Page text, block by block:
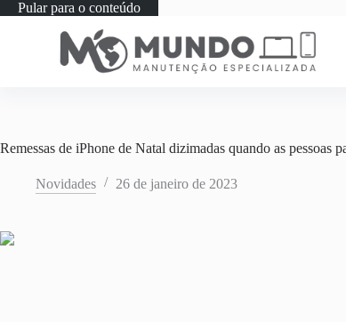
Pular para o conteúdo
Remessas de iPhone de Natal dizimadas quando as pessoas
Novidades 26 de janeiro de 2023